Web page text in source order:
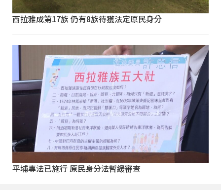
西拉雅成第17族 仍有8族待獲法定原民身分
平埔專法已施行 原民身分法暫緩審查